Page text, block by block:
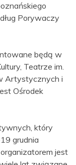
Porywaczy
będą w
Teatrze im.
Artystycznych i
Ośrodek
który
grudnia
jest